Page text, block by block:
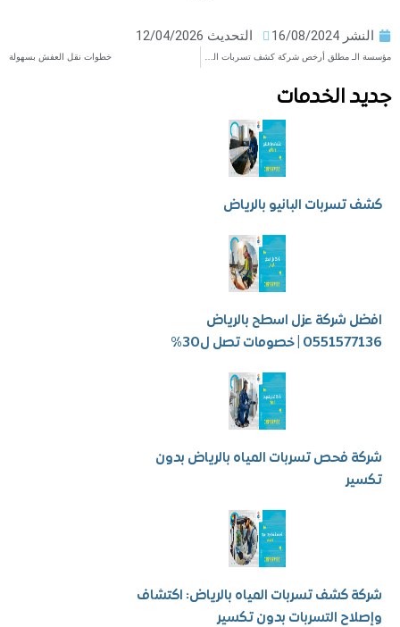
16/08/2024 التحديث 12/04/2026
مؤسسة الـ مطلق أرخص شركة كشف تسربات الخزانات بجدة خطوات نقل العفش بسهولة
الخدمات
البانيو بالرياض
شركة عزل اسطح بالرياض
| خصومات تصل ل30%
فحص تسربات المياه بالرياض بدون
كشف تسربات المياه بالرياض: اكتشاف
التسربات بدون تكسير